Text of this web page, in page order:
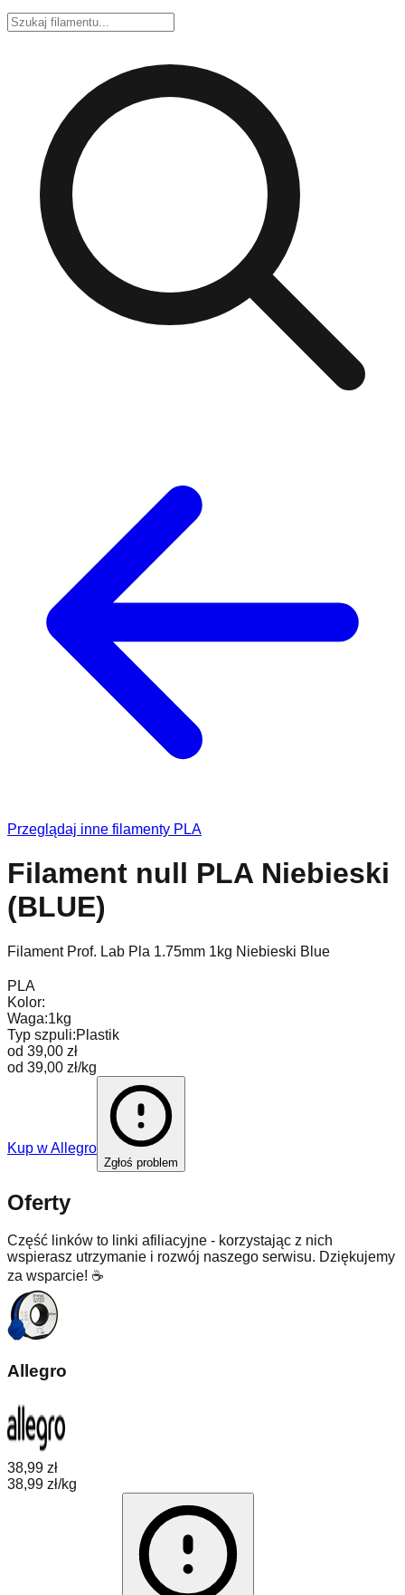
Przeglądaj inne filamenty PLA
Filament null PLA Niebieski
(BLUE)
Filament Prof. Lab Pla 1.75mm 1kg Niebieski Blue
PLA
Kolor:
Waga:1kg
Typ szpuli:Plastik
od 39,00 zł
od 39,00 zł/kg
Kup wAllegro
Zgłoś problem
Oferty
Część linków to linki afiliacyjne - korzystając z nich
wspierasz utrzymanie i rozwój naszego serwisu. Dziękujemy
za wsparcie! ☕
Allegro
38,99 zł
38,99 zł/kg